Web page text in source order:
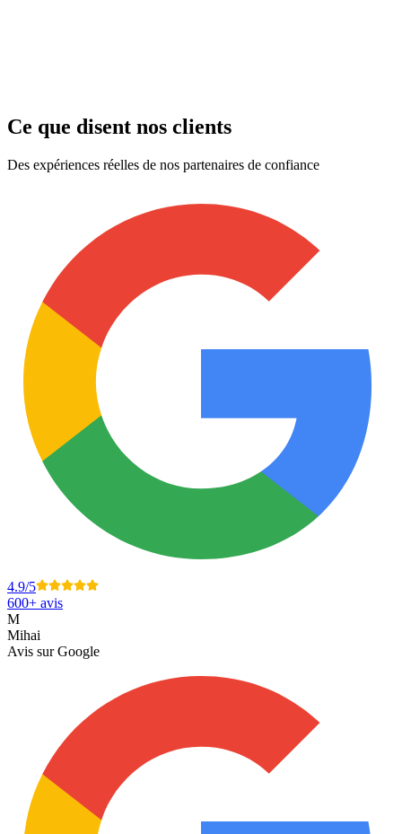
Ce que disent nos clients
Des expériences réelles de nos partenaires de confiance
4.9/5
600+ avis
M
Mihai
Avis sur Google